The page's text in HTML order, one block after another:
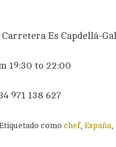
Es Capdellá-
19:30 to 22:00
971 138 627
como chef, España,